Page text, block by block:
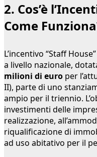
2. Cos’è
Come
L’incentivo “Staff
a livello nazionale,
milioni di euro per
II), parte di uno
ampio per il triennio.
investimenti delle
realizzazione,
riqualificazione di
ad uso abitativo per il